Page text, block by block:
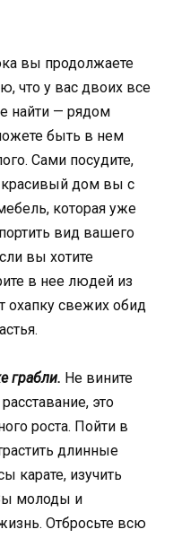
вы продолжаете
что у вас двоих все
найти — рядом
быть в нем
Сами посудите,
дом вы с
которая уже
вид вашего
вы хотите
в нее людей из
охапку свежих обид
грабли. Не вините
это
роста. Пойти в
длинные
карате, изучить
молоды и
Отбросьте всю